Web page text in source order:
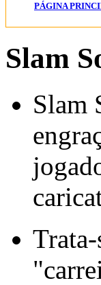
PÁGINA
Slam
Slam